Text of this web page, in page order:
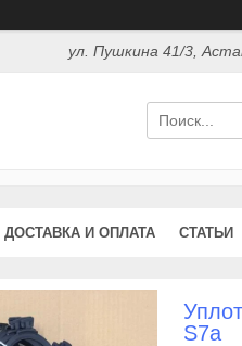
ул. Пушкина 41/3,
ДОСТАВКА И ОПЛАТА СТАТЬИ
S7a